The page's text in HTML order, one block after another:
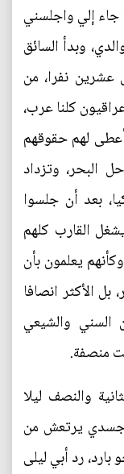
إلي واجلسني
وبدأ السائق
عشرين نفرا، من
كلنا عرب،
لهم حقوقهم
البحر، وتزداد
بعد أن جلسوا
قبل أن يشغل القارب كلهم
يعلمون بأن
الأكثر انصافا
والشيعي
منصفة.
والنصف ليلا
جسدي يرتعش من
بارد، رد أبي ليلى